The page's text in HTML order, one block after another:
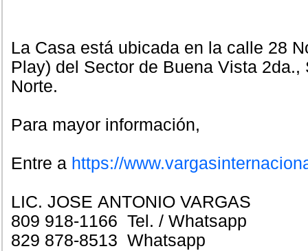
La Casa está ubicada en la calle 28
Play) del Sector de Buena Vista 2da.,
Norte.
Para mayor información,
Entre a https://
LIC. JOSE ANTONIO VARGAS
809 918-1166 Tel. / Whatsapp
829 878-8513 Whatsapp